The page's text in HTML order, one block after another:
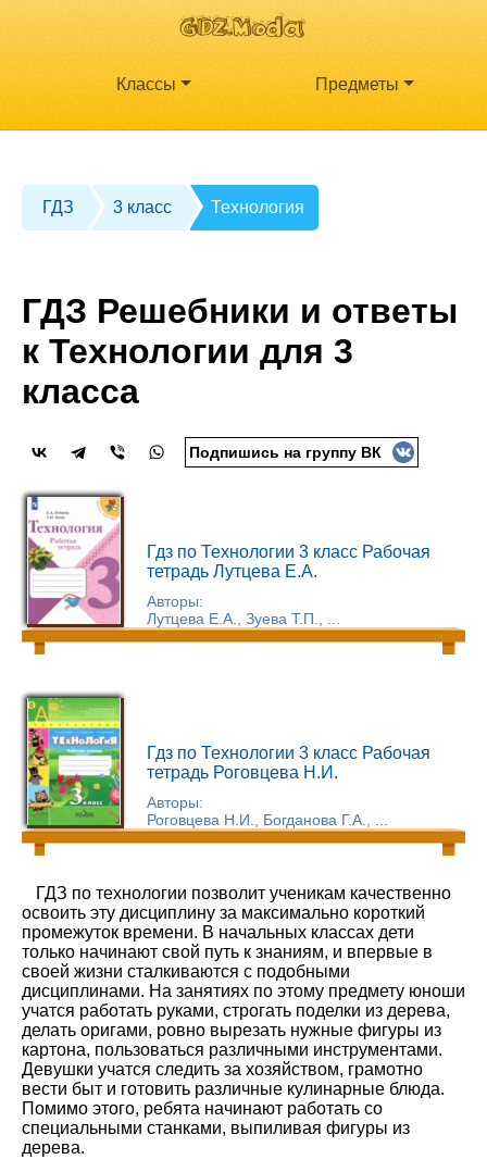
Классы Предметы
ГДЗ 3 класс Технология
ГДЗ Решебники и ответы
к Технологии для 3
класса
Подпишись на группу ВК
Гдз по Технологии 3 класс Рабочая
тетрадь Лутцева Е.А.
Авторы:
Лутцева Е.А., Зуева Т.П., ...
Гдз по Технологии 3 класс Рабочая
тетрадь Роговцева Н.И.
Авторы:
Роговцева Н.И., Богданова Г.А., ...
ГДЗ по технологии позволит ученикам качественно
освоить эту дисциплину за максимально короткий
промежуток времени. В начальных классах дети
только начинают свой путь к знаниям, и впервые в
своей жизни сталкиваются с подобными
дисциплинами. На занятиях по этому предмету юноши
учатся работать руками, строгать поделки из дерева,
делать оригами, ровно вырезать нужные фигуры из
картона, пользоваться различными инструментами.
Девушки учатся следить за хозяйством, грамотно
вести быт и готовить различные кулинарные блюда.
Помимо этого, ребята начинают работать со
специальными станками, выпиливая фигуры из
дерева.